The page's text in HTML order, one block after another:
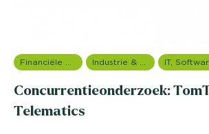
Financiële dienstverlening Industrie & Productie
Concurrentieonderzoek:
Telematics